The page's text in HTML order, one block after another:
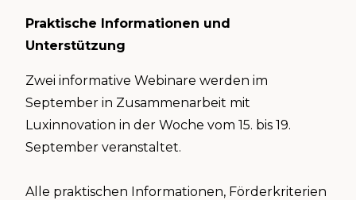
Praktische Informationen und
Unterstützung
Zwei informative Webinare werden im
September in Zusammenarbeit mit
Luxinnovation in der Woche vom 15. bis 19.
September veranstaltet.
Alle praktischen Informationen, Förderkriterien